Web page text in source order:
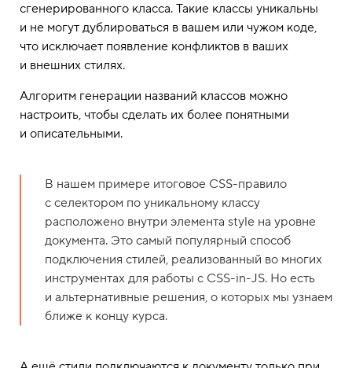
сгенерированного класса. Такие классы уникальны
и не могут дублироваться в вашем или чужом коде,
что исключает появление конфликтов в ваших
и внешних стилях.
Алгоритм генерации названий классов можно
настроить, чтобы сделать их более понятными
и описательными.
В нашем примере итоговое CSS-правило
с селектором по уникальному классу
расположено внутри элемента style на уровне
документа. Это самый популярный способ
подключения стилей, реализованный во многих
инструментах для работы с CSS-in-JS. Но есть
и альтернативные решения, о которых мы узнаем
ближе к концу курса.